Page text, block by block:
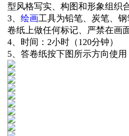
型风格写实、构图和形象组织
3、 绘画工具为铅笔、炭笔、
卷纸上做任何标记、严禁在画
4、时间：2小时（120分钟）
5、答卷纸按下图所示方向使